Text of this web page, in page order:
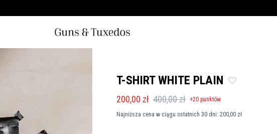
T-SHIRT WHITE PLAIN
200,00 zł 400,00 zł +20 punktów
Najniższa cena w ciągu ostatnich 30 dni: 200,00 zł